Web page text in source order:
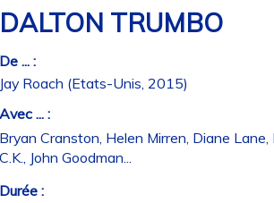
TRUMBO
... :
Roach (Etats-Unis, 2015)
... :
Cranston, Helen Mirren, Diane Lane,
John Goodman...
: